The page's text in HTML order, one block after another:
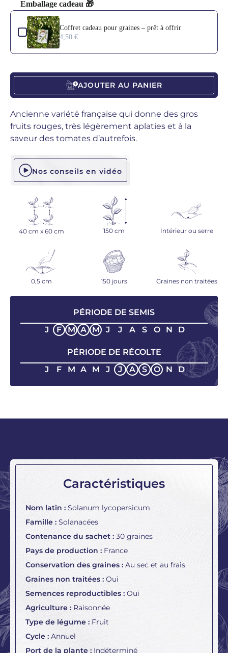
Emballage cadeau 🎁
Use the Previous and Next buttons to navigate through product
Coffret cadeau pour graines – prêt à offrir
4,50 €
AJOUTER AU PANIER
Ancienne variété française qui donne des gros
fruits rouges, très légèrement aplaties et à la
saveur des tomates d’autrefois.
Nos conseils en vidéo
40 cm x 60 cm 150 cm Intérieur ou serre
0,5 cm 150 jours Graines non traitées
PÉRIODE DE SEMIS
J
F M A M J J A S O N D
PÉRIODE DE RÉCOLTE
J
F M A M J J A S O N D
Caractéristiques
Nom latin : Solanum lycopersicum
Famille : Solanacées
Contenance du sachet : 30 graines
Pays de production : France
Conservation des graines : Au sec et au frais
Graines non traitées : Oui
Semences reproductibles : Oui
Agriculture : Raisonnée
Type de légume : Fruit
Cycle : Annuel
Port de la plante : Indéterminé